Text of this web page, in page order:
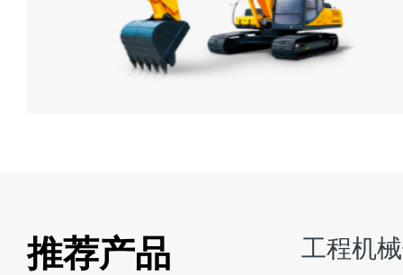
推荐产品 工程机